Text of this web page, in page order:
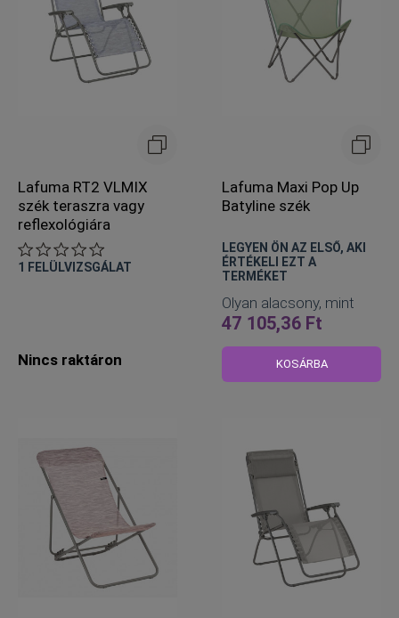
Lafuma RT2 VLMIX
szék teraszra vagy
reflexológiára
1 FELÜLVIZSGÁLAT
Nincs raktáron
Lafuma Maxi Pop Up
Batyline szék
LEGYEN ÖN AZ ELSŐ, AKI
ÉRTÉKELI EZT A
TERMÉKET
Olyan alacsony, mint
47 105,36 Ft
KOSÁRBA